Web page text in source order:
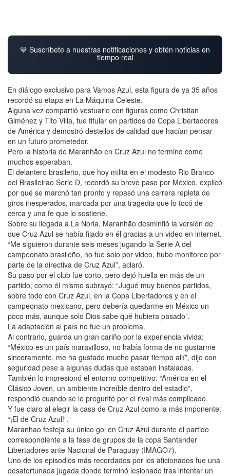
💙 Suscríbete a nuestras notificaciones y obtén noticias en
tiempo real
En diálogo exclusivo para Vamos Azul, esta figura de ya 35 años
recordó su etapa en La Máquina Celeste.
Alguna vez compartió vestuario con figuras como Christian
Giménez y Tito Villa, fue titular en partidos de Copa Libertadores
de América y demostró destellos de calidad que hacían pensar
en un futuro prometedor.
Pero la historia de Maranhão en Cruz Azul no terminó como
muchos esperaban.
El delantero brasileño, que hoy milita en el modesto Rio Branco
del Brasileirao Serie D, recordó su breve paso por México, explicó
por qué se marchó tan pronto y repasó una carrera repleta de
giros inesperados, marcada por una tragedia que lo tocó de
cerca y una fe que lo sostiene.
Sobre su llegada a La Noria, Maranhão desmintió la versión de
que Cruz Azul se había fijado en él gracias a un video en internet.
“Me siguieron durante seis meses jugando la Serie A del
campeonato brasileño, no fue solo por video, hubo monitoreo por
parte de la directiva de Cruz Azul”, aclaró.
Su paso por el club fue corto, pero dejó huella en más de un
partido, como él mismo subrayó: “Jugué muy buenos partidos,
sobre todo con Cruz Azul, en la Copa Libertadores y en el
campeonato mexicano, pero debería quedarme en México un
poco más, aunque solo Dios sabe qué hubiera pasado”.
La adaptación al país no fue un problema.
Al contrario, guarda un gran cariño por la experiencia vivida:
“México es un país maravilloso, no había forma de no gustarme
sinceramente, me ha gustado mucho pasar tiempo allí”, dijo con
seguridad pese a algunas dudas que estaban instaladas.
También lo impresionó el entorno competitivo: “América en el
Clásico Joven, un ambiente increíble dentro del estadio”,
respondió cuando se le preguntó por el rival más complicado.
Y fue claro al elegir la casa de Cruz Azul como la más imponente:
“¡El de Cruz Azul!”.
Maranhao festeja su único gol en Cruz Azul durante el partido
correspondiente a la fase de grupos de la copa Santander
Libertadores ante Nacional de Paraguay (IMAGO7).
Uno de los episodios más recordados por los aficionados fue una
desafortunada jugada donde terminó lesionado tras intentar un